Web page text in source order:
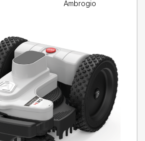
Ambrogio